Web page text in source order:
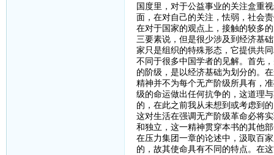
国度里，对于公益事业的关注盒重
面，在对自己的关注，怯弱，社会
在对于国家的观点上，接触的较多
三要素说，但是很少涉及到经济基
家只是组织的特殊形态，它提供共
不同于很多中国学者的见解。首先
的阶级，是以经济基础为划分的。
精神并不为每个无产阶级所具有，
级的命运做出任何抗争的，这道理
的，在此之前我从未想到或考虑到
这对生活在强调无产阶级革命必将
和独立，这一精神贯穿本书的其他
在压力集团一章的论述中，汲取百
的，故其使命具有不同的特点。在